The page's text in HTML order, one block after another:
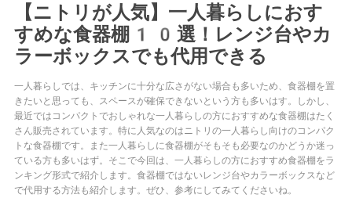
【ニトリが人気】一人暮らしにおす
すめな食器棚10選！レンジ台やカ
ラーボックスでも代用できる
一人暮らしでは、キッチンに十分な広さがない場合も多いため、食器棚を置
きたいと思っても、スペースが確保できないという方も多いはす。しかし、
最近ではコンパクトでおしゃれな一人暮らしの方におすすめな食器棚はたく
さん販売されています。特に人気なのはニトリの一人暮らし向けのコンパク
トな食器棚です。また一人暮らしに食器棚がそもそも必要なのかどうか迷っ
ている方も多いはず。そこで今回は、一人暮らしの方におすすめ食器棚をラ
ンキング形式で紹介します。食器棚ではないレンジ台やカラーボックスなど
で代用する方法も紹介します。ぜひ、参考にしてみてくださいね。